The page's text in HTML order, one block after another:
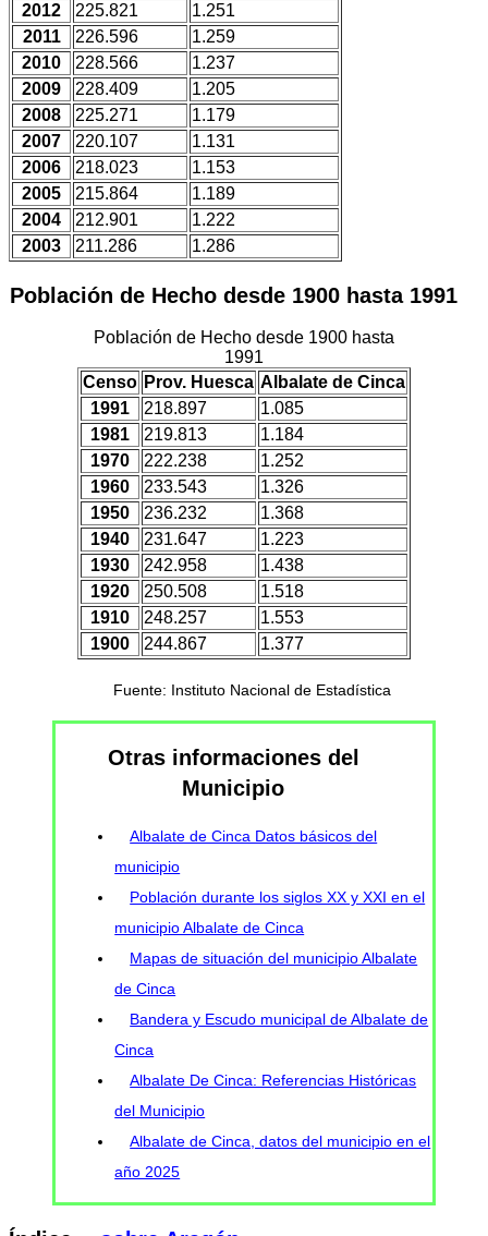
2012
225.821
1.251
2011
226.596
1.259
2010
228.566
1.237
2009
228.409
1.205
2008
225.271
1.179
2007
220.107
1.131
2006
218.023
1.153
2005
215.864
1.189
2004
212.901
1.222
2003
211.286 1.286
Población de Hecho desde 1900 hasta 1991
Población de Hecho desde 1900 hasta
1991
Censo Prov. Huesca Albalate de Cinca
1991
218.897
1.085
1981
219.813
1.184
1970
222.238
1.252
1960
233.543
1.326
1950
236.232
1.368
1940
231.647
1.223
1930
242.958
1.438
1920
250.508
1.518
1910
248.257
1.553
1900
244.867 1.377
Fuente: Instituto Nacional de Estadística
Otras informaciones del
Municipio
Albalate de Cinca Datos básicos del
municipio
Población durante los siglos XX y XXI en el
municipio Albalate de Cinca
Mapas de situación del municipio Albalate
de Cinca
Bandera y Escudo municipal de Albalate de
Cinca
Albalate De Cinca: Referencias Históricas
del Municipio
Albalate de Cinca, datos del municipio en el
año 2025